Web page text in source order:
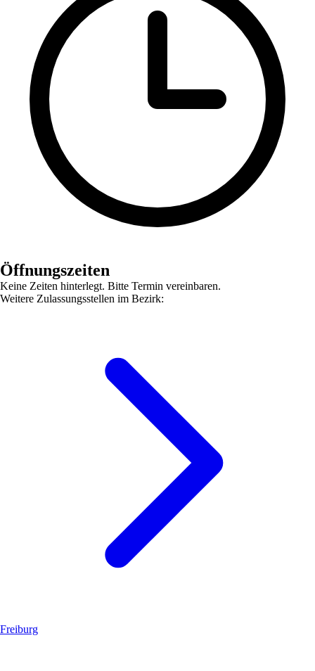
Öffnungszeiten
Keine Zeiten hinterlegt. Bitte Termin vereinbaren.
Weitere Zulassungsstellen im Bezirk:
Freiburg